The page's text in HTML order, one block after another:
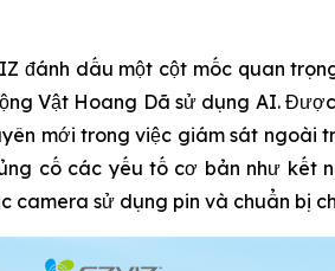
đánh dấu một cột mốc quan
Vật Hoang Dã sử dụng AI.
mới trong việc giám sát ngoài
cố các yếu tố cơ bản như kết
sử dụng pin và chuẩn bị